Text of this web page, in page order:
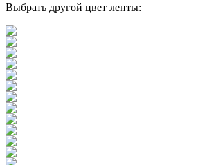
Выбрать другой цвет ленты: